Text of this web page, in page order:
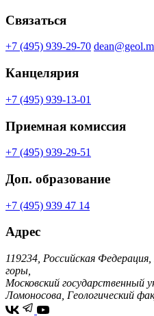
Связаться
+7 (495) 939-29-70
Канцелярия
+7 (495) 939-13-01
Приемная комиссия
+7 (495) 939-29-51
Доп. образование
+7 (495) 939 47 14
Адрес
119234, Российская
горы,
Московский государственный
Ломоносова, Геологический